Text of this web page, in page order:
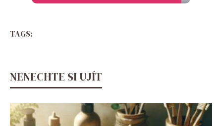
TAGS:
NENECHTE SI UJÍT